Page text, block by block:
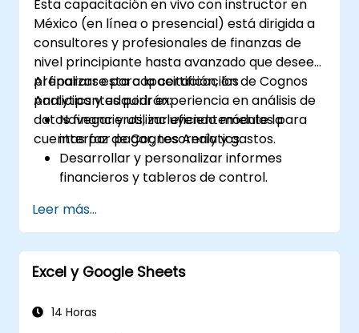
Esta capacitación en vivo con instructor en
México (en línea o presencial) está dirigida a
consultores y profesionales de finanzas de
nivel principiante hasta avanzado que deseen
prepararse para la certificación de Cognos
Analytics y adquirir experiencia en análisis de
datos financieros, incluyendo módulos para
cuentas por pagar, tesorería y gastos.
Al finalizar esta capacitación, los
participantes podrán:
Navegar y utilizar eficientemente la
interfaz de Cognos Analytics.
Desarrollar y personalizar informes
financieros y tableros de control.
consultas.
Prepararse para el examen de
certificación de Cognos Analytics.
Leer más...
Excel y Google Sheets
14 Horas